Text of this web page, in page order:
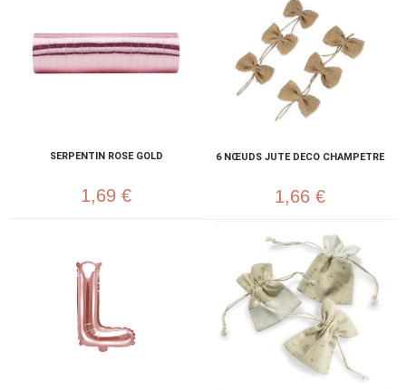
SERPENTIN ROSE GOLD
1,69 €
6 NŒUDS JUTE DECO CHAMPETRE
1,66 €